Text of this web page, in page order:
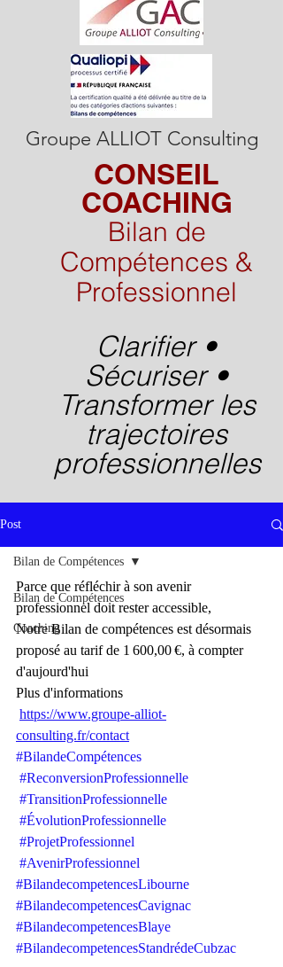
Groupe ALLIOT Consulting
CONSEIL
COACHING​
​Bilan de
Compétences &
Professionnel
Clarifier •
Sécuriser •
Transformer les
trajectoires
professionnelles
Post
Bilan de Compétences
Coaching
Bilan de Compétences
Parce que réfléchir à son avenir
professionnel doit rester accessible,
Notre Bilan de compétences est désormais
proposé au tarif de 1 600,00 €, à compter
d'aujourd'hui
Plus d'informations
https://www.groupe-alliot-
consulting.fr/contact
#BilandeCompétences
#ReconversionProfessionnelle
#TransitionProfessionnelle
#ÉvolutionProfessionnelle
#ProjetProfessionnel
#AvenirProfessionnel
#BilandecompetencesLibourne
#BilandecompetencesCavignac
#BilandecompetencesBlaye
#BilandecompetencesStandrédeCubzac